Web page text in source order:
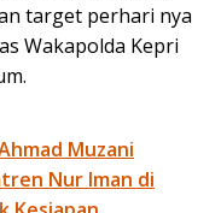
target perhari nya
Wakapolda Kepri
Muzani
Nur Iman di